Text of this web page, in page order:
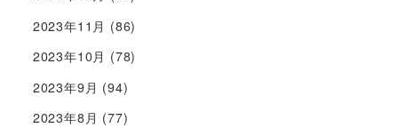
2023年11月 (86)
2023年10月 (78)
2023年9月 (94)
2023年8月 (77)